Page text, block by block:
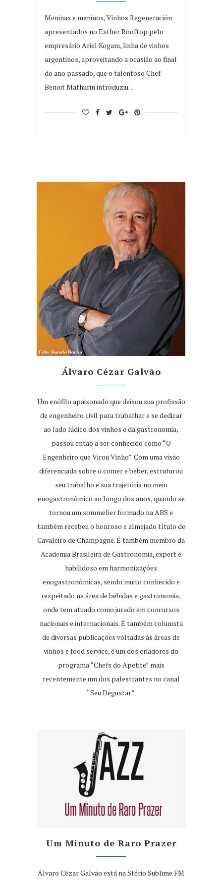
Meninas e meninos, Vinhos Regeneración
apresentados no Esther Rooftop pelo
empresário Ariel Kogam, linha de vinhos
argentinos, aproveitando a ocasião ao final
do ano passado, que o talentoso Chef
Benoit Mathurin introduziu…
Álvaro Cézar Galvão
Um enófilo apaixonado que deixou sua profissão
de engenheiro civil para trabalhar e se dedicar
ao lado lúdico dos vinhos e da gastronomia,
passou então a ser conhecido como “O
Engenheiro que Virou Vinho”. Com uma visão
diferenciada sobre o comer e beber, estruturou
seu trabalho e sua trajetória no meio
enogastronômico ao longo dos anos, quando se
tornou um sommelier formado na ABS e
também recebeu o honroso e almejado título de
Cavaleiro de Champagne. É também membro da
Academia Brasileira de Gastronomia, expert e
habilidoso em harmonizações
enogastronômicas, sendo muito conhecido e
respeitado na área de bebidas e gastronomia,
onde tem atuado como jurado em concursos
nacionais e internacionais. É também colunista
de diversas publicações voltadas às áreas de
vinhos e food service, é um dos criadores do
programa “Chefs do Apetite” mais
recentemente um dos palestrantes no canal
“Seu Degustar”.
Um Minuto de Raro Prazer
Álvaro Cézar Galvão está na Stério Sublime FM